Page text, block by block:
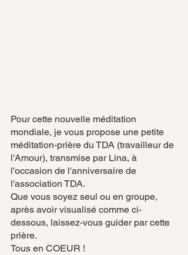
Pour cette nouvelle méditation
mondiale, je vous propose une petite
méditation-prière du TDA (travailleur de
l'Amour), transmise par Lina, à
l'occasion de l'anniversaire de
l'association TDA.
Que vous soyez seul ou en groupe,
après avoir visualisé comme ci-
dessous, laissez-vous guider par cette
prière.
Tous en COEUR !